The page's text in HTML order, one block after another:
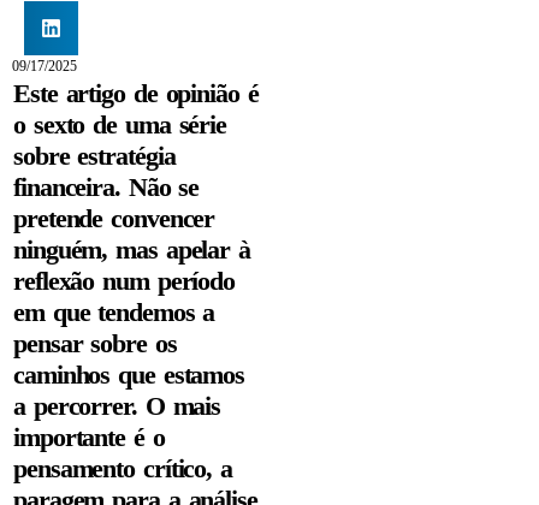
09/17/2025
Este artigo de opinião é
o sexto de uma série
sobre estratégia
financeira. Não se
pretende convencer
ninguém, mas apelar à
reflexão num período
em que tendemos a
pensar sobre os
caminhos que estamos
a percorrer. O mais
importante é o
pensamento crítico, a